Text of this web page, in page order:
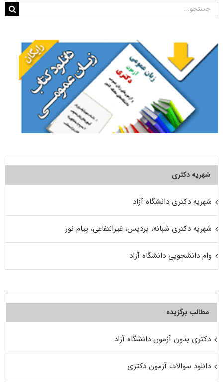
جستجو
شهریه دکتری
شهریه دکتری دانشگاه آزاد
شهریه دکتری شبانه، پردیس، غیرانتفاعی، پیام نور
وام دانشجویی دانشگاه آزاد
مطالب برگزیده
دکتری بدون آزمون دانشگاه آزاد
دانلود سوالات آزمون دکتری